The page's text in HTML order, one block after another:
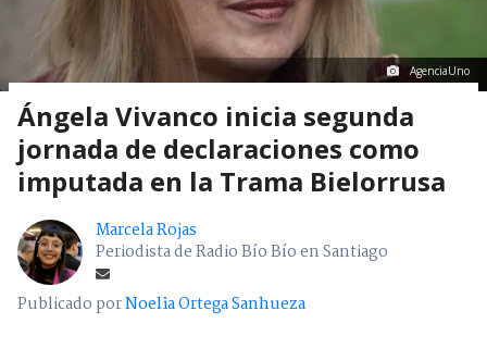
AgenciaUno
Ángela Vivanco inicia segunda
jornada de declaraciones como
imputada en la Trama Bielorrusa
Marcela Rojas
Periodista de Radio Bío Bío en Santiago
Publicado porNoelia Ortega Sanhueza